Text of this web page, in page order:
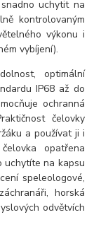
uchytit na
kontrolovaným
výkonu i
vybíjení).
optimální
IP68 až do
ochranná
čelovky
a používat ji i
opatřena
uchytíte na kapsu
speleologové,
horská
odvětvích